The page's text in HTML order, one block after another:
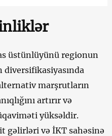
üstünlüyünü regionun
marşrutların
artırır və
yüksəldir.
gəlirləri və İKT sahəsinə